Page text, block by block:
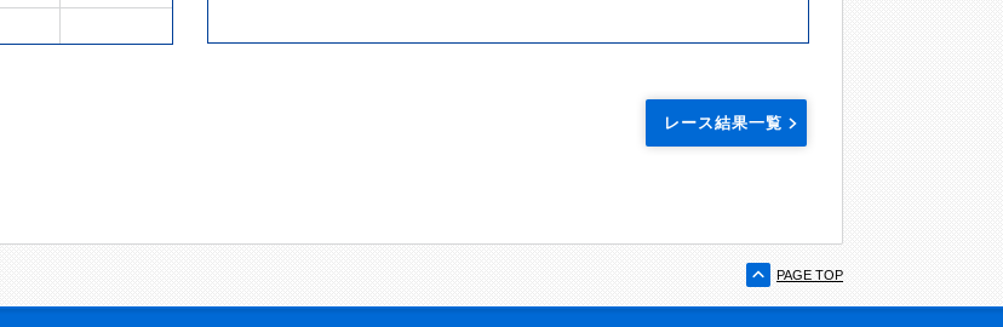
レース結果一覧
PAGE TOP